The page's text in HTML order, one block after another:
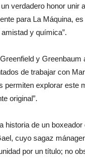
verdadero honor unir
para La Máquina,
y química”.
y Greenbaum
de trabajar con
permiten explorar este
original”.
historia de un boxeador
cuyo sagaz
por un título; no